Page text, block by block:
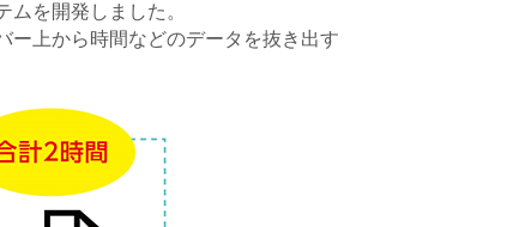
を開発しました。
ー上から時間などのデータを抜き出す